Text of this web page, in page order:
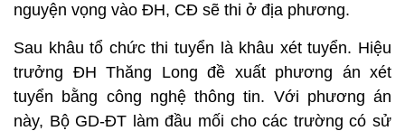
nguyện vọng vào ĐH, CĐ sẽ thi ở địa phương.
Sau khâu tổ chức thi tuyển là khâu xét tuyển. Hiệu
trưởng ĐH Thăng Long đề xuất phương án xét
tuyển bằng công nghệ thông tin. Với phương án
này, Bộ GD-ĐT làm đầu mối cho các trường có sử